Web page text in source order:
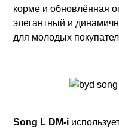
корме и обновлённая
элегантный и
для молодых
Song L DM-i